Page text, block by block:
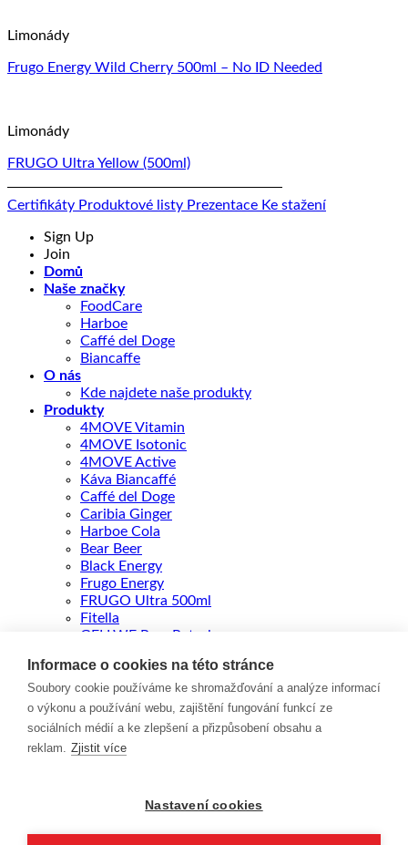
Limonády
Frugo Energy Wild Cherry 500ml – No ID Needed
Limonády
FRUGO Ultra Yellow (500ml)
Certifikáty Produktové listy Prezentace Ke stažení
Sign Up
Join
Domů
Naše značky
FoodCare
Harboe
Caffé del Doge
Biancaffe
O nás
Kde najdete naše produkty
Produkty
4MOVE Vitamin
4MOVE Isotonic
4MOVE Active
Káva Biancaffé
Caffé del Doge
Caribia Ginger
Harboe Cola
Bear Beer
Black Energy
Frugo Energy
FRUGO Ultra 500ml
Fitella
GELLWE Paw Patrol
ENGLISH
Přihlášení
Uživatelské jméno nebo e-mailová adresa
Informace o cookies na této stránce
Soubory cookie používáme ke shromažďování a analýze informací
o výkonu a používání webu, zajištění fungování funkcí ze
sociálních médií a ke zlepšení a přizpůsobení obsahu a
reklam. Zjistit více
Nastavení cookies